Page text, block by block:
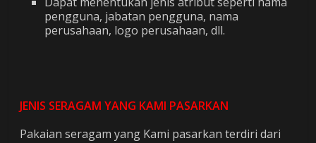
pengguna, jabatan pengguna, nama
perusahaan, logo perusahaan, dll.
JENIS SERAGAM YANG KAMI PASARKAN
Pakaian seragam yang Kami pasarkan terdiri dari